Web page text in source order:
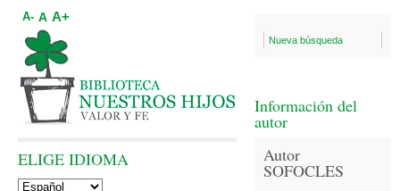
Nueva búsqueda
Información del
autor
Autor
SOFOCLES
A- A A+
ELIGE IDIOMA